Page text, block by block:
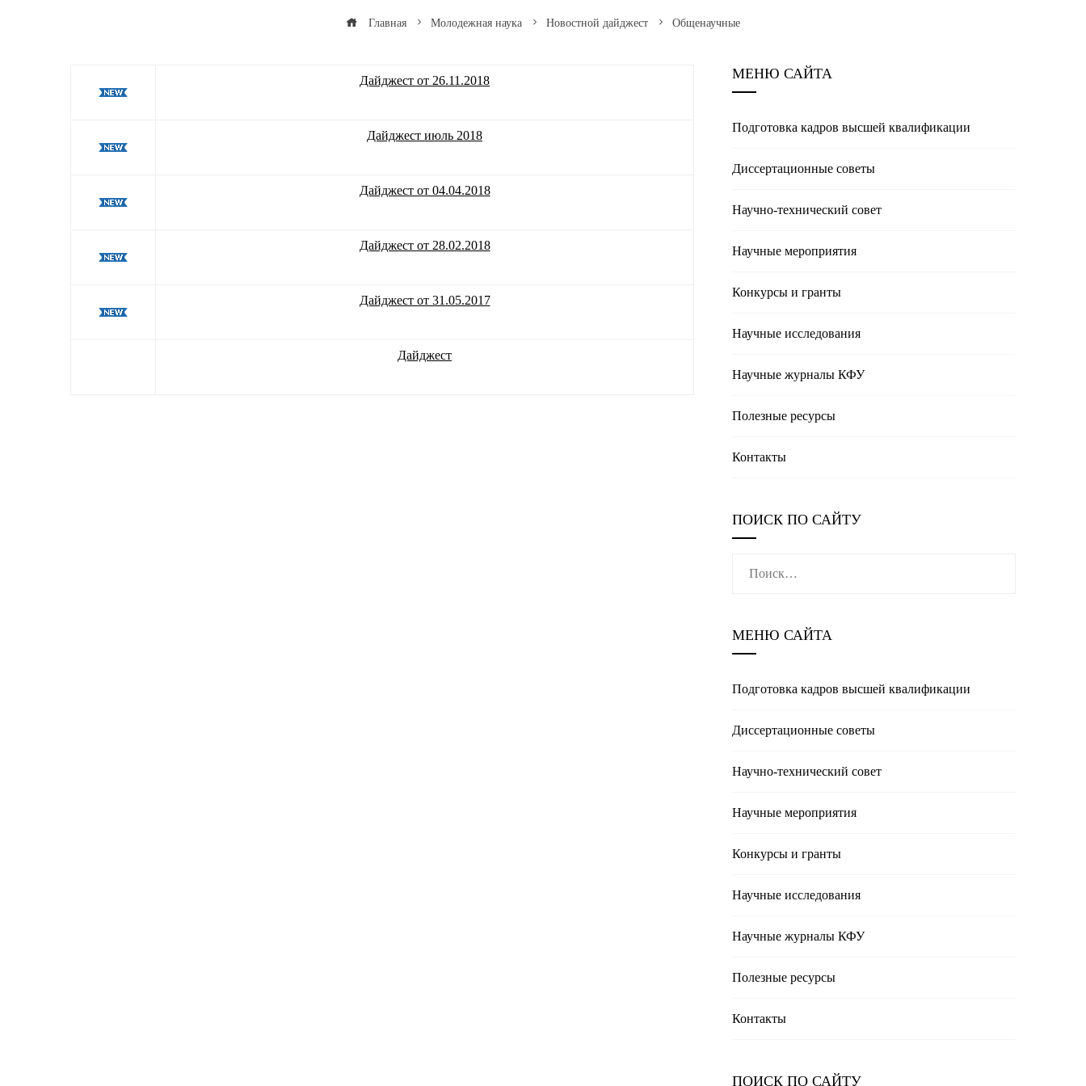
Главная Молодежная наука Новостной дайджест Общенаучные
Дайджест от 26.11.2018
Дайджест июль 2018
Дайджест от 04.04.2018
Дайджест от 28.02.2018
Дайджест от 31.05.2017
Дайджест
МЕНЮ САЙТА
Подготовка кадров высшей квалификации
Диссертационные советы
Научно-технический совет
Научные мероприятия
Конкурсы и гранты
Научные исследования
Научные журналы КФУ
Полезные реcурсы
Контакты
ПОИСК ПО САЙТУ
МЕНЮ САЙТА
Подготовка кадров высшей квалификации
Диссертационные советы
Научно-технический совет
Научные мероприятия
Конкурсы и гранты
Научные исследования
Научные журналы КФУ
Полезные реcурсы
Контакты
ПОИСК ПО САЙТУ